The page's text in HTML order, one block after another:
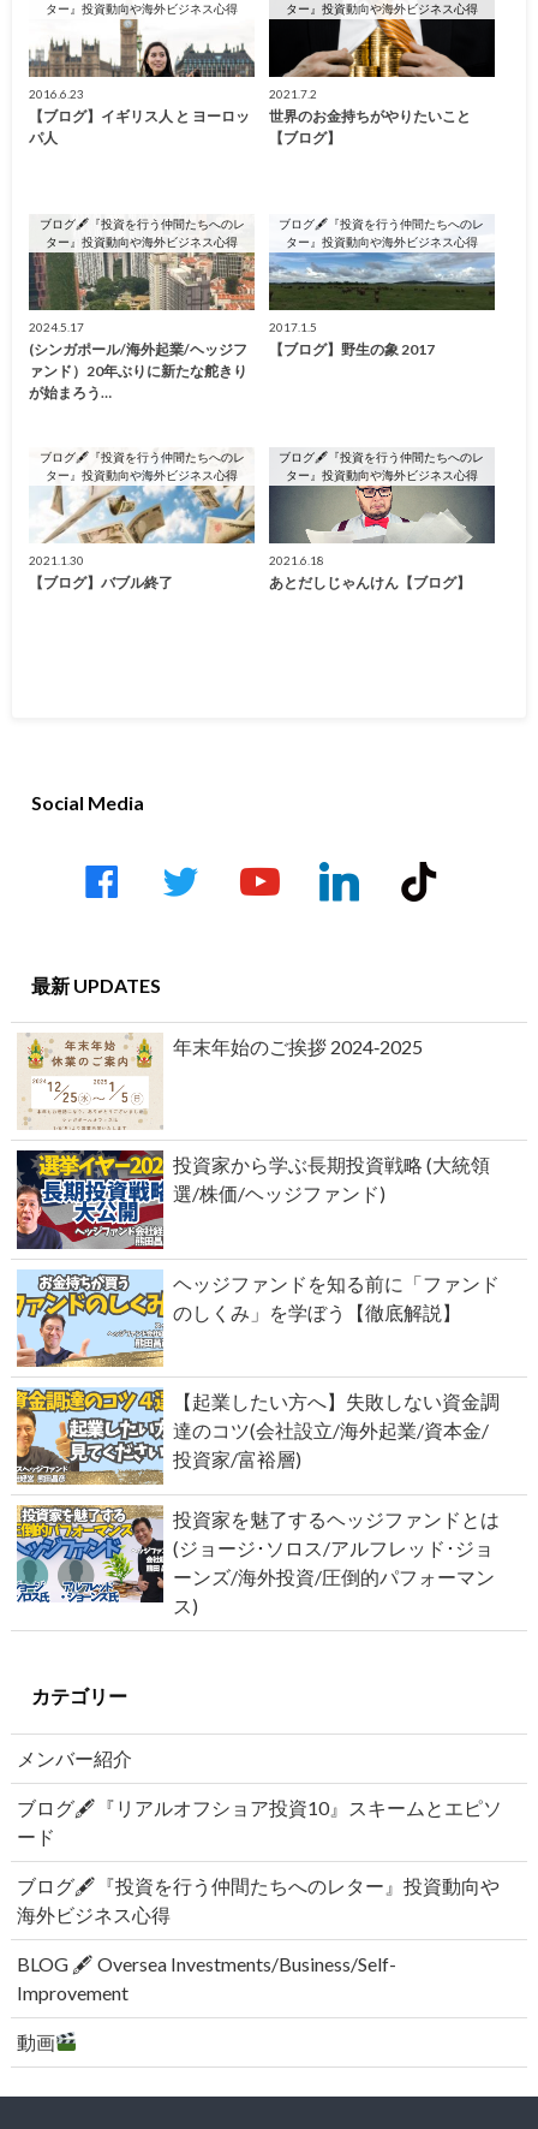
ター』投資動向や海外ビジネス心得
2016.6.23
【ブログ】イギリス人 と ヨーロッ
パ人
ター』投資動向や海外ビジネス心得
2021.7.2
世界のお金持ちがやりたいこと
【ブログ】
ブログ🖋『投資を行う仲間たちへのレ
ター』投資動向や海外ビジネス心得
2024.5.17
(シンガポール/海外起業/ヘッジフ
ァンド）20年ぶりに新たな舵きり
が始まろう…
ブログ🖋『投資を行う仲間たちへのレ
ター』投資動向や海外ビジネス心得
2017.1.5
【ブログ】野生の象 2017
ブログ🖋『投資を行う仲間たちへのレ
ター』投資動向や海外ビジネス心得
2021.1.30
【ブログ】バブル終了
ブログ🖋『投資を行う仲間たちへのレ
ター』投資動向や海外ビジネス心得
2021.6.18
あとだしじゃんけん【ブログ】
Social Media
facebook twitter
youtube-
play
linkedin tiktok
最新 UPDATES
年末年始のご挨拶 2024‐2025
投資家から学ぶ長期投資戦略 (大統領
選/株価/ヘッジファンド)
ヘッジファンドを知る前に「ファンド
のしくみ」を学ぼう【徹底解説】
【起業したい方へ】失敗しない資金調
達のコツ(会社設立/海外起業/資本金/
投資家/富裕層)
投資家を魅了するヘッジファンドとは
(ジョージ･ソロス/アルフレッド･ジョ
ーンズ/海外投資/圧倒的パフォーマン
ス)
カテゴリー
メンバー紹介
ブログ🖋『リアルオフショア投資10』スキームとエピソ
ード
ブログ🖋『投資を行う仲間たちへのレター』投資動向や
海外ビジネス心得
BLOG 🖋 Oversea Investments/Business/Self-
Improvement
動画